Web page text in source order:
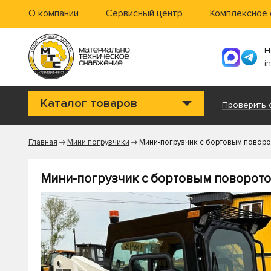
О компании Сервисный центр Комплексное
Каталог товаров Проверить
Главная Мини погрузчики Мини-погрузчик с бортовым
Мини-погрузчик с бортовым